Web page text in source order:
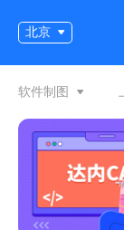
北京
软件制图